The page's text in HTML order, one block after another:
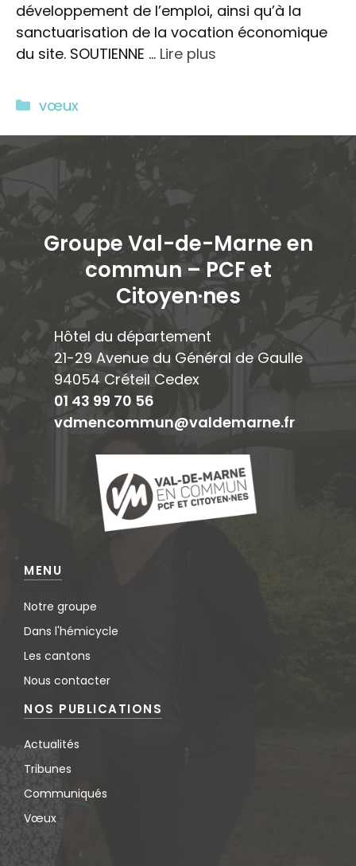
développement de l’emploi, ainsi qu’à la
sanctuarisation de la vocation économique
du site. SOUTIENNE … Lire plus
Catégories
vœux
Groupe Val-de-Marne en
commun – PCF et
Citoyen·nes
Hôtel du département
21-29 Avenue du Général de Gaulle
94054 Créteil Cedex
01 43 99 70 56
vdmencommun@valdemarne.fr
MENU
Notre groupe
Dans l'hémicycle
Les cantons
Nous contacter
NOS PUBLICATIONS
Actualités
Tribunes
Communiqués
Vœux